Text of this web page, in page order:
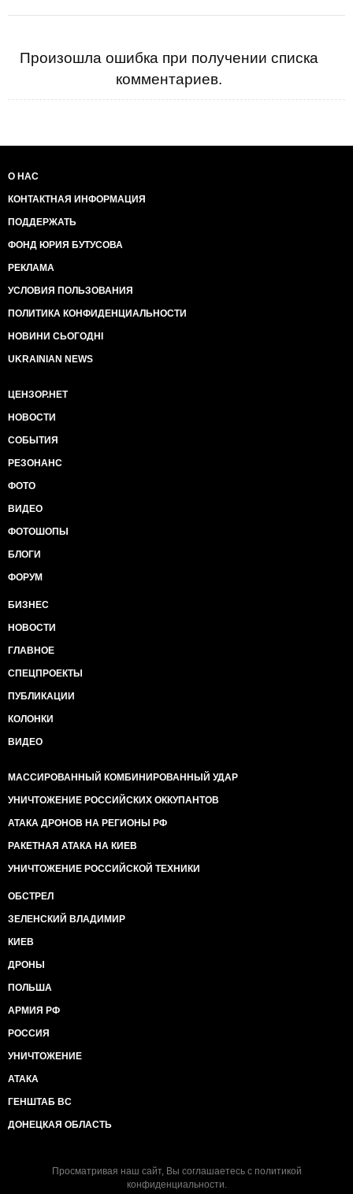
Произошла ошибка при получении списка
комментариев.
О НАС
КОНТАКТНАЯ ИНФОРМАЦИЯ
ПОДДЕРЖАТЬ
ФОНД ЮРИЯ БУТУСОВА
РЕКЛАМА
УСЛОВИЯ ПОЛЬЗОВАНИЯ
ПОЛИТИКА КОНФИДЕНЦИАЛЬНОСТИ
НОВИНИ СЬОГОДНІ
UKRAINIAN NEWS
ЦЕНЗОР.НЕТ
НОВОСТИ
СОБЫТИЯ
РЕЗОНАНС
ФОТО
ВИДЕО
ФОТОШОПЫ
БЛОГИ
ФОРУМ
БИЗНЕС
НОВОСТИ
ГЛАВНОЕ
СПЕЦПРОЕКТЫ
ПУБЛИКАЦИИ
КОЛОНКИ
ВИДЕО
МАССИРОВАННЫЙ КОМБИНИРОВАННЫЙ УДАР
УНИЧТОЖЕНИЕ РОССИЙСКИХ ОККУПАНТОВ
АТАКА ДРОНОВ НА РЕГИОНЫ РФ
РАКЕТНАЯ АТАКА НА КИЕВ
УНИЧТОЖЕНИЕ РОССИЙСКОЙ ТЕХНИКИ
ОБСТРЕЛ
ЗЕЛЕНСКИЙ ВЛАДИМИР
КИЕВ
ДРОНЫ
ПОЛЬША
АРМИЯ РФ
РОССИЯ
УНИЧТОЖЕНИЕ
АТАКА
ГЕНШТАБ ВС
ДОНЕЦКАЯ ОБЛАСТЬ
Просматривая наш сайт, Вы соглашаетесь с политикой
конфиденциальности.